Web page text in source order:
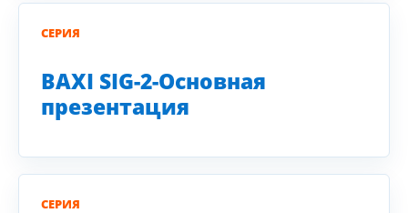
СЕРИЯ
BAXI SIG-2-Основная
презентация
СЕРИЯ